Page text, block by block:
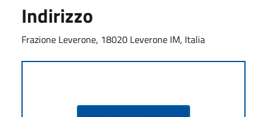
Indirizzo
Frazione Leverone, 18020 Leverone IM, Italia